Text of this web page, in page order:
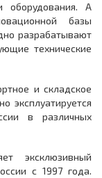
оборудования. А
базы
разрабатывают
технические
и складское
эксплуатируется
в различных
эксклюзивный
с 1997 года.